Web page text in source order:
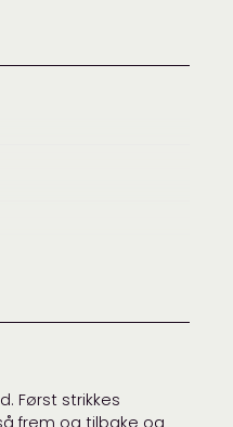
Først strikkes